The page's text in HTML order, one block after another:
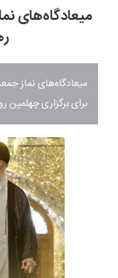
میعادگاه‌های
میعادگاه‌های نماز
برای برگزاری چهلمین